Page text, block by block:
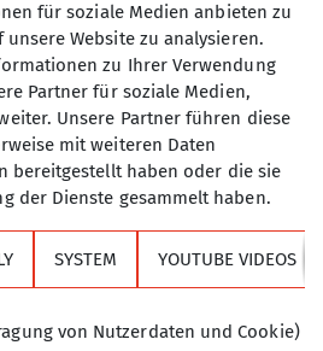
freut sich, einen neuen
im Mangfallgebirge
Zum 1. Juni 2026
die beliebte
Spitzingsees. Der 36-
bringt umfangreiche
mit. Mit
widmet er sich nun der
hier am Rotwandhaus", so
für soziale Medien anbieten zu
Website zu analysieren.
zu Ihrer Verwendung
Partner für soziale Medien,
Unsere Partner führen diese
mit weiteren Daten
bereitgestellt haben oder die sie
der Dienste gesammelt haben.
SYSTEM YOUTUBE VIDEOS
von Nutzerdaten und Cookie)